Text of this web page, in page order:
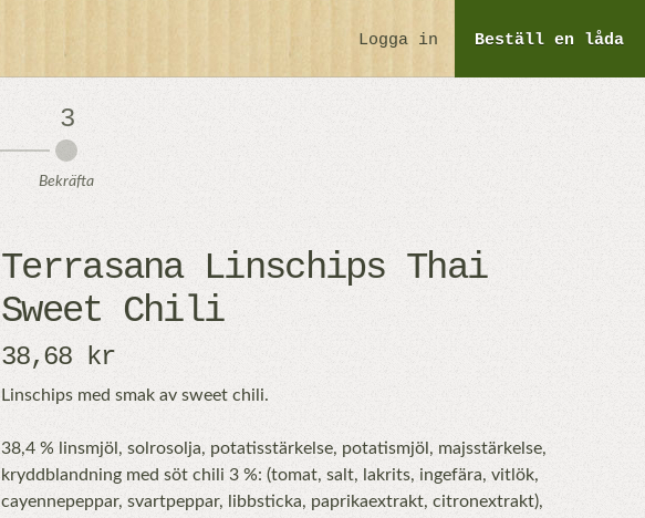
Beställen låda
Logga in
3
Bekräfta
Terrasana Linschips Thai
Sweet Chili
38,68 kr
Linschips med smak av sweet chili.
38,4 % linsmjöl, solrosolja, potatisstärkelse, potatismjöl, majsstärkelse,
kryddblandning med söt chili 3 %: (tomat, salt, lakrits, ingefära, vitlök,
cayennepeppar, svartpeppar, libbsticka, paprikaextrakt, citronextrakt),